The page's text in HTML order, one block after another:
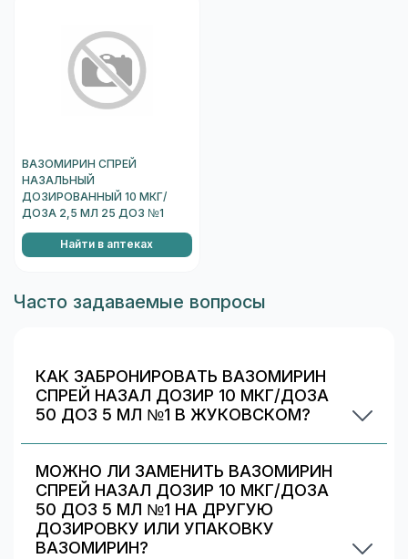
ВАЗОМИРИН СПРЕЙ
НАЗАЛЬНЫЙ
ДОЗИРОВАННЫЙ 10 МКГ/
ДОЗА 2,5 МЛ 25 ДОЗ №1
Найти в аптеках
Часто задаваемые вопросы
КАК ЗАБРОНИРОВАТЬ ВАЗОМИРИН
СПРЕЙ НАЗАЛ ДОЗИР 10 МКГ/ДОЗА
50 ДОЗ 5 МЛ №1 В ЖУКОВСКОМ?
(если доступно). После оформления получите
номер заказа и выкупите препарат в аптеке.
МОЖНО ЛИ ЗАМЕНИТЬ ВАЗОМИРИН
СПРЕЙ НАЗАЛ ДОЗИР 10 МКГ/ДОЗА
50 ДОЗ 5 МЛ №1 НА ДРУГУЮ
ДОЗИРОВКУ ИЛИ УПАКОВКУ
ВАЗОМИРИН?